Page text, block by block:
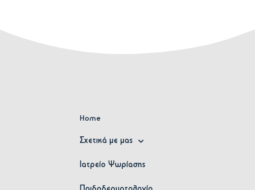
Home
Σχετικά με μας
Ιατρείο Ψωρίασης